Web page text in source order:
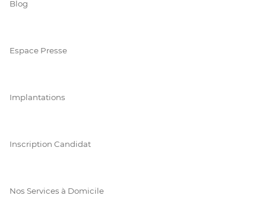
Blog
Espace Presse
Implantations
Inscription Candidat
Nos Services à Domicile